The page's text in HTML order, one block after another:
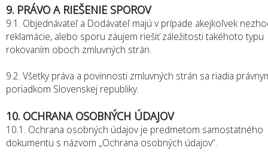
9. PRÁVO A RIEŠENIE SPOROV
9.1. Objednávateľ a Dodávateľ majú v prípade akejkoľvek
reklamácie, alebo sporu záujem riešiť záležitosti takéhoto typu
rokovaním oboch zmluvných strán.
9.2. Všetky práva a povinnosti zmluvných strán sa riadia
poriadkom Slovenskej republiky.
10. OCHRANA OSOBNÝCH ÚDAJOV
10.1. Ochrana osobných údajov je predmetom samostatného
dokumentu s názvom „Ochrana osobných údajov“.